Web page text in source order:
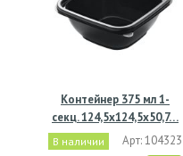
Контейнер 375 мл 1-
секц. 124,5х124,5х50,7…
В наличии Арт: 104323